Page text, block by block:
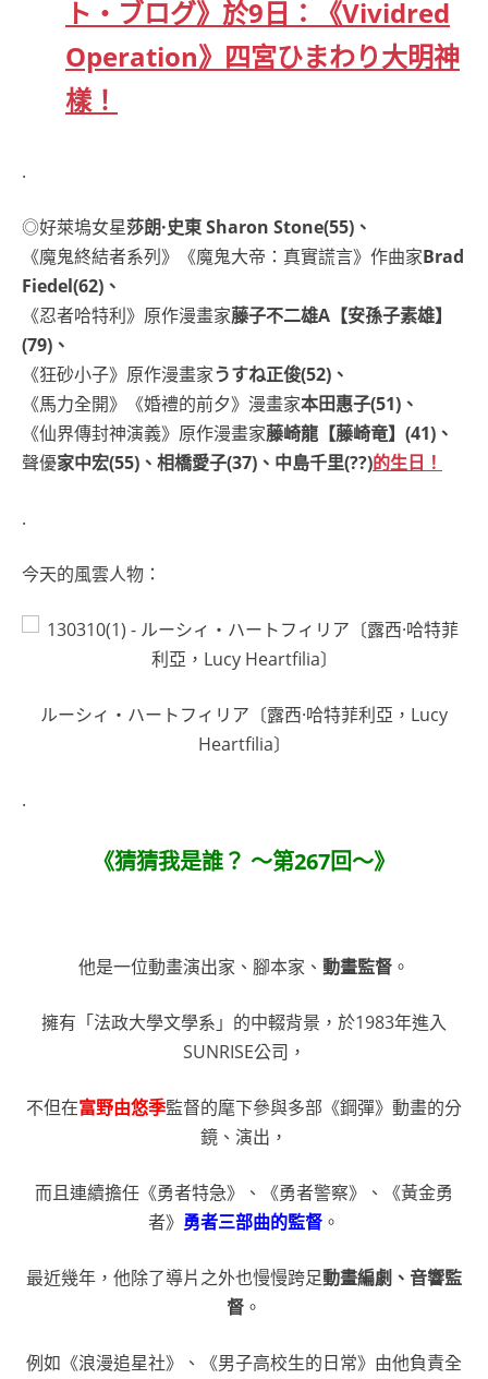
ト・ブログ》於9日：《Vividred
Operation》四宮ひまわり大明神
樣！
.
◎好萊塢女星莎朗·史東 Sharon Stone(55)、
《魔鬼終結者系列》《魔鬼大帝：真實謊言》作曲家Brad
Fiedel(62)、
《忍者哈特利》原作漫畫家藤子不二雄A【安孫子素雄】
(79)、
《狂砂小子》原作漫畫家うすね正俊(52)、
《馬力全開》《婚禮的前夕》漫畫家本田惠子(51)、
《仙界傳封神演義》原作漫畫家藤崎龍【藤崎竜】(41)、
聲優家中宏(55)、相橋愛子(37)、中島千里(??)的生日！
.
今天的風雲人物：
ルーシィ・ハートフィリア〔露西·哈特菲利亞，Lucy
Heartfilia〕
.
《猜猜我是誰？ ～第267回～》
他是一位動畫演出家、腳本家、 動畫監督 。
擁有「法政大學文學系」的中輟背景，於1983年進入
SUNRISE公司，
不但在富野由悠季監督的麾下參與多部《鋼彈》動畫的分
鏡、演出，
而且連續擔任《勇者特急》、《勇者警察》、《黃金勇
者》 勇者三部曲的監督 。
最近幾年，他除了導片之外也慢慢跨足動畫編劇、音響監
督 。
例如《浪漫追星社》、《男子高校生的日常》由他負責全